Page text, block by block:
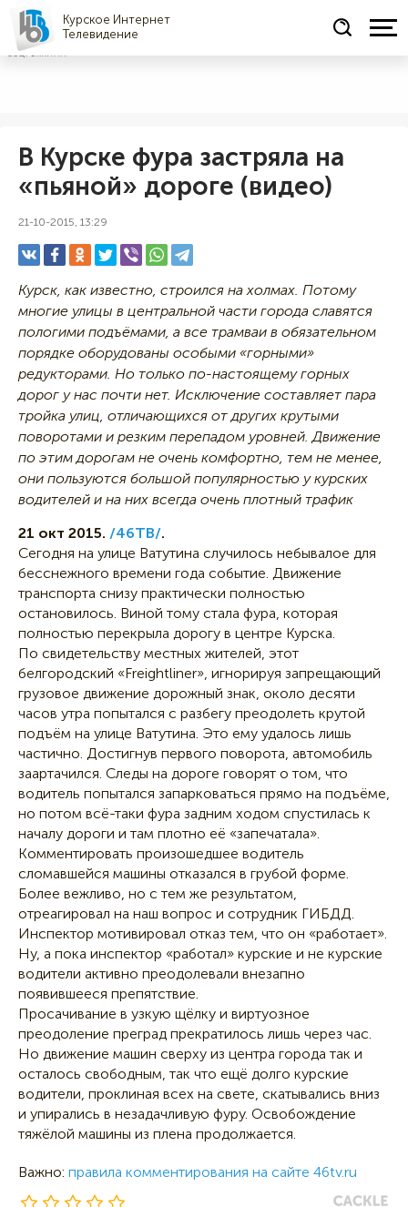
Курское Интернет
Телевидение
СОЦРЕКЛАМА
В Курске фура застряла на
«пьяной» дороге (видео)
21-10-2015, 13:29
Курск, как известно, строился на холмах. Потому
многие улицы в центральной части города славятся
пологими подъёмами, а все трамваи в обязательном
порядке оборудованы особыми «горными»
редукторами. Но только по-настоящему горных
дорог у нас почти нет. Исключение составляет пара
тройка улиц, отличающихся от других крутыми
поворотами и резким перепадом уровней. Движение
по этим дорогам не очень комфортно, тем не менее,
они пользуются большой популярностью у курских
водителей и на них всегда очень плотный трафик
21 окт 2015. /46ТВ/.
Сегодня на улице Ватутина случилось небывалое для
бесснежного времени года событие. Движение
транспорта снизу практически полностью
остановилось. Виной тому стала фура, которая
полностью перекрыла дорогу в центре Курска.
По свидетельству местных жителей, этот
белгородский «Freightliner», игнорируя запрещающий
грузовое движение дорожный знак, около десяти
часов утра попытался с разбегу преодолеть крутой
подъём на улице Ватутина. Это ему удалось лишь
частично. Достигнув первого поворота, автомобиль
заартачился. Следы на дороге говорят о том, что
водитель попытался запарковаться прямо на подъёме,
но потом всё-таки фура задним ходом спустилась к
началу дороги и там плотно её «запечатала».
Комментировать произошедшее водитель
сломавшейся машины отказался в грубой форме.
Более вежливо, но с тем же результатом,
отреагировал на наш вопрос и сотрудник ГИБДД.
Инспектор мотивировал отказ тем, что он «работает».
Ну, а пока инспектор «работал» курские и не курские
водители активно преодолевали внезапно
появившееся препятствие.
Просачивание в узкую щёлку и виртуозное
преодоление преград прекратилось лишь через час.
Но движение машин сверху из центра города так и
осталось свободным, так что ещё долго курские
водители, проклиная всех на свете, скатывались вниз
и упирались в незадачливую фуру. Освобождение
тяжёлой машины из плена продолжается.
Важно: правила комментирования на сайте 46tv.ru